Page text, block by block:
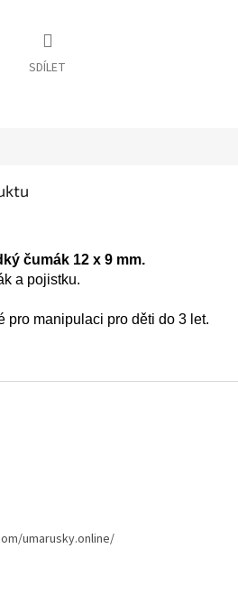
SDÍLET
čumák 12 x 9 mm.
a pojistku.
pro manipulaci pro děti do 3 let.
umarusky.online/